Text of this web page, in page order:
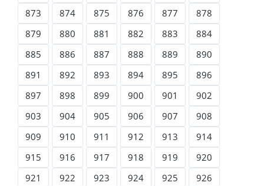
873
874 875 876 877
878
879
880 881 882 883
884
885
886 887 888 889
890
891
892 893 894 895
896
897
898 899 900 901
902
903
904 905 906 907
908
909
910 911 912 913
914
915
916 917 918 919
920
921
922 923 924 925
926